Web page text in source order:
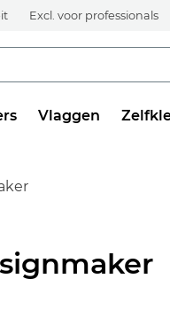
Excl. voor professionals
Vlaggen